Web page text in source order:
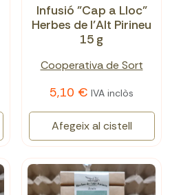
Infusió "Cap a Lloc"
Herbes de l’Alt Pirineu
15 g
Cooperativa de Sort
5,10 € IVA inclòs
Afegeix al cistell